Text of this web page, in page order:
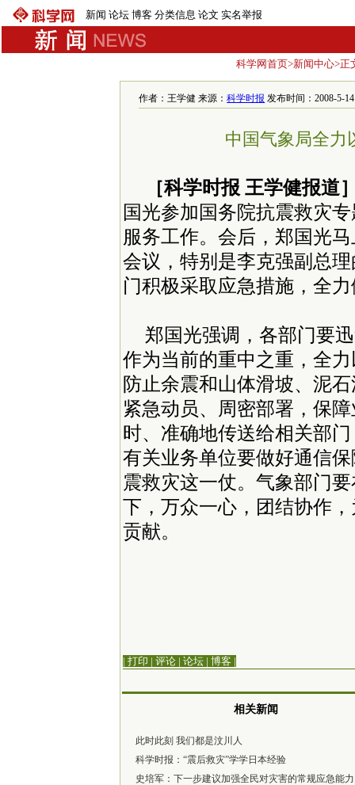
新闻 论坛 博客 分类信息 论文 实名举报
科学网首页>新闻中心>正
作者：王学健 来源：科学时报 发布时间：2008-5-
中国气象局全力
［科学时报 王学健报道
国光参加国务院抗震救灾
服务工作。会后，郑国光
会议，特别是李克强副总
门积极采取应急措施，全
郑国光强调，各部门要
作为当前的重中之重，全
防止余震和山体滑坡、泥
紧急动员、周密部署，保
时、准确地传送给相关部
有关业务单位要做好通信
震救灾这一仗。气象部门
下，万众一心，团结协作
贡献。
| 打印 | 评论 | 论坛 | 博客 |
相关新闻
此时此刻 我们都是汶川人
科学时报：“震后救灾”学学日本经验
史培军：下一步建议加强全民对灾害的常规应急能